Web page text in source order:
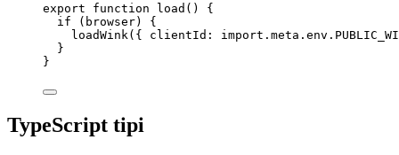
export
function load ()
{
if (browser) {
loadWink ({ clientId: import. meta . env .
}
}
TypeScript tipi